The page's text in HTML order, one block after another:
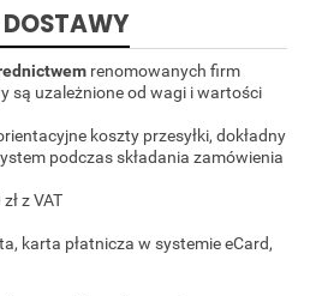
renomowanych firm
są uzależnione od wagi i wartości
koszty przesyłki, dokładny
podczas składania zamówienia
z VAT
karta płatnicza w systemie eCard,